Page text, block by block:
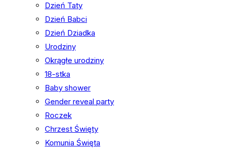
Dzień Taty
Dzień Babci
Dzień Dziadka
Urodziny
Okrągłe urodziny
18-stka
Baby shower
Gender reveal party
Roczek
Chrzest Święty
Komunia Święta